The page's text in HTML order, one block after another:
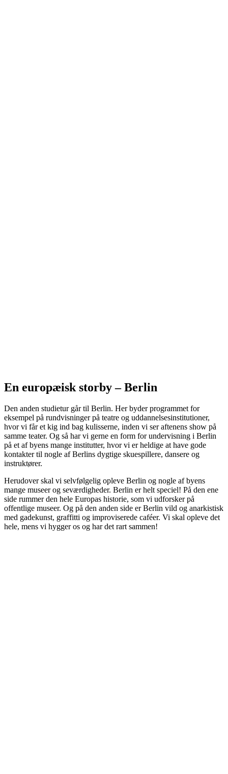
En europæisk storby – Berlin
Den anden studietur går til Berlin. Her byder programmet for
eksempel på rundvisninger på teatre og uddannelsesinstitutioner,
hvor vi får et kig ind bag kulisserne, inden vi ser aftenens show på
samme teater. Og så har vi gerne en form for undervisning i Berlin
på et af byens mange institutter, hvor vi er heldige at have gode
kontakter til nogle af Berlins dygtige skuespillere, dansere og
instruktører.
Herudover skal vi selvfølgelig opleve Berlin og nogle af byens
mange museer og seværdigheder. Berlin er helt speciel! På den ene
side rummer den hele Europas historie, som vi udforsker på
offentlige museer. Og på den anden side er Berlin vild og anarkistisk
med gadekunst, graffitti og improviserede caféer. Vi skal opleve det
hele, mens vi hygger os og har det rart sammen!